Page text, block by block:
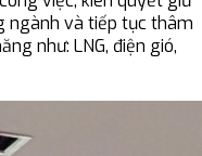
và tiếp tục thâm
như: LNG, điện gió,